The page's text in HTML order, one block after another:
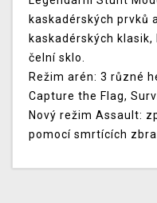
kaskadérských prvků
kaskadérských
čelní sklo.
Režim arén: 3 různé
Capture the Flag,
Nový režim Assault:
pomocí smrtících